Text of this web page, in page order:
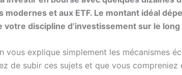
et aux ETF. Le montant idéal
votre discipline d’investissement sur le
vous explique simplement les mécanismes
de subir ces sujets et que vous compreniez